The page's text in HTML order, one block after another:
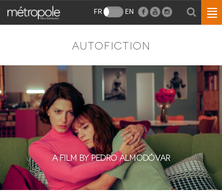
FR EN
AUTOFICTION
A FILM BY PEDRO ALMODÓVAR